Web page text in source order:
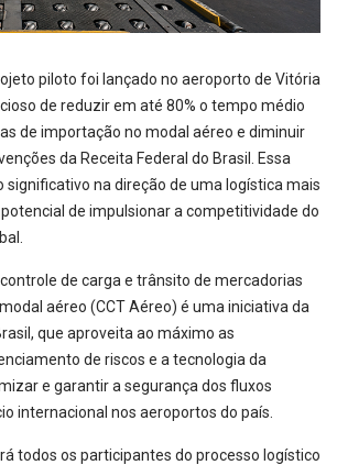
piloto foi lançado no aeroporto de Vitória
de reduzir em até 80% o tempo médio
de importação no modal aéreo e diminuir
da Receita Federal do Brasil. Essa
significativo na direção de uma logística mais
de impulsionar a competitividade do
de carga e trânsito de mercadorias
aéreo (CCT Aéreo) é uma iniciativa da
que aproveita ao máximo as
de riscos e a tecnologia da
e garantir a segurança dos fluxos
internacional nos aeroportos do país.
todos os participantes do processo logístico